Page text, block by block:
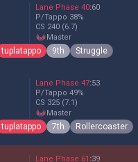
Lane Phase 40:60
P/Tappo 38%
CS 240 (6.7)
master
tuplatappo 9th Struggle
Lane Phase 47:53
P/Tappo 49%
CS 325 (7.1)
master
tuplatappo 7th Rollercoaster
Lane Phase 61 :39